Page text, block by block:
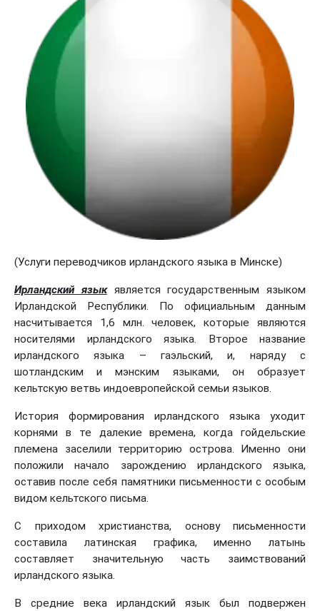
(Услуги переводчиков ирландского языка в Минске)
Ирландский языкявляется государственным языком
Ирландской Республики. По официальным данным
насчитывается 1,6 млн. человек, которые являются
носителями ирландского языка. Второе название
ирландского языка – гаэльский, и, наряду с
шотландским и мэнским языками, он образует
кельтскую ветвь индоевропейской семьи языков.
История формирования ирландского языка уходит
корнями в те далекие времена, когда гойдельские
племена заселили территорию острова. Именно они
положили начало зарождению ирландского языка,
оставив после себя памятники письменности с особым
видом кельтского письма.
С приходом христианства, основу письменности
составила латинская графика, именно латынь
составляет значительную часть заимствований
ирландского языка.
В средние века ирландский язык был подвержен